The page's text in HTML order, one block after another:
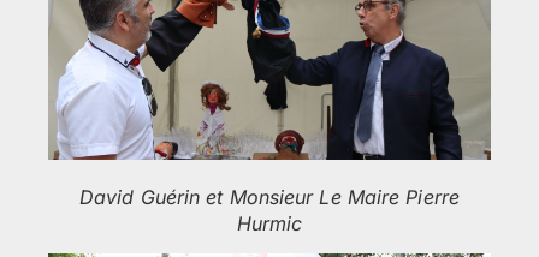
David Guérin et Monsieur Le Maire Pierre
Hurmic